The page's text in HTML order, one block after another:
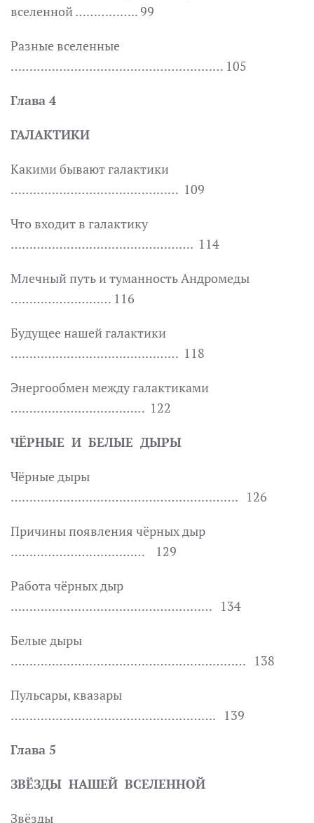
вселенной …………….. 99
Разные вселенные
………………………………………………… 105
Глава 4
ГАЛАКТИКИ
Какими бывают галактики
……………………………………… 109
Что входит в галактику
…………………………………………. 114
Млечный путь и туманность Андромеды
……………………… 116
Будущее нашей галактики
……………………………………… 118
Энергообмен между галактиками
……………………………… 122
ЧЁРНЫЕ И БЕЛЫЕ ДЫРЫ
Чёрные дыры
……………………………………………………. 126
Причины появления чёрных дыр
……………………………… 129
Работа чёрных дыр
……………………………………………… 134
Белые дыры
……………………………………………………… 138
Пульсары, квазары
………………………………………………. 139
Глава 5
ЗВЁЗДЫ НАШЕЙ ВСЕЛЕННОЙ
Звёзды